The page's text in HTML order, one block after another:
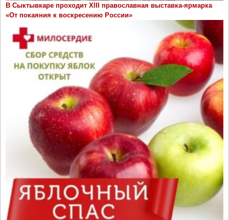
В Сыктывкаре проходит ХIII православная выставка-ярмарка
«От покаяния к воскресению России»